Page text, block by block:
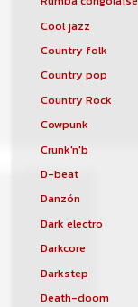
Cool jazz
Country folk
Country pop
Country Rock
Cowpunk
Crunk'n'b
D-beat
Danzón
Dark electro
Darkcore
Darkstep
Death-doom